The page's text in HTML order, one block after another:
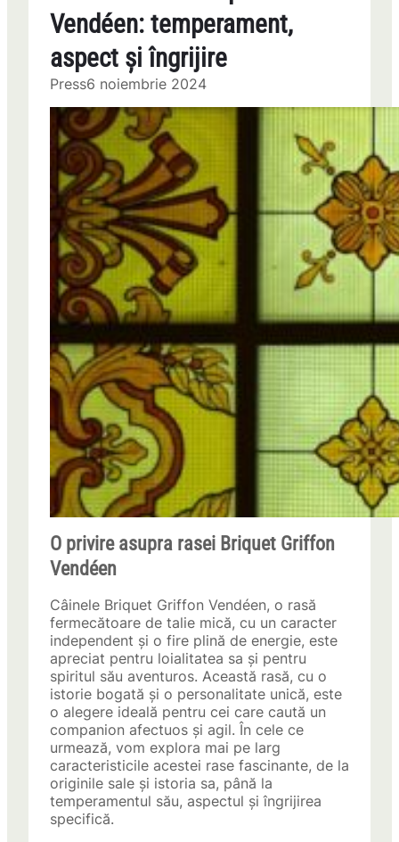
Vendéen: temperament,
aspect și îngrijire
Press6 noiembrie 2024
O privire asupra rasei Briquet Griffon
Vendéen
Câinele Briquet Griffon Vendéen, o rasă
fermecătoare de talie mică, cu un caracter
independent și o fire plină de energie, este
apreciat pentru loialitatea sa și pentru
spiritul său aventuros. Această rasă, cu o
istorie bogată și o personalitate unică, este
o alegere ideală pentru cei care caută un
companion afectuos și agil. În cele ce
urmează, vom explora mai pe larg
caracteristicile acestei rase fascinante, de la
originile sale și istoria sa, până la
temperamentul său, aspectul și îngrijirea
specifică.